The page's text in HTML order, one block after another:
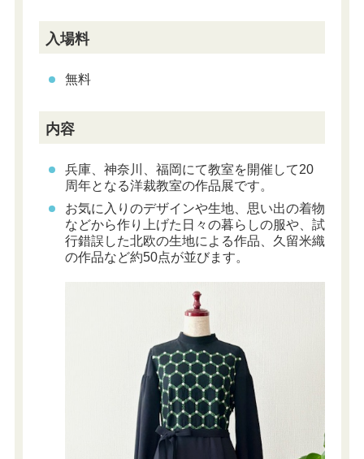
入場料
無料
内容
兵庫、神奈川、福岡にて教室を開催して20
周年となる洋裁教室の作品展です。
お気に入りのデザインや生地、思い出の着物
などから作り上げた日々の暮らしの服や、試
行錯誤した北欧の生地による作品、久留米織
の作品など約50点が並びます。